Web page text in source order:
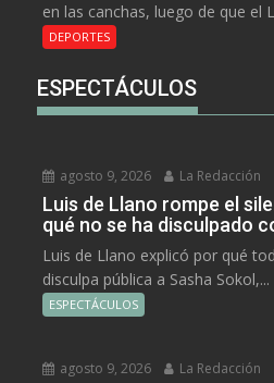
en las canchas, luego de que el
DEPORTES
ESPECTÁCULOS
agosto 9, 2026 La Redacción
Luis de Llano rompe el
qué no se ha disculpado
Luis de Llano explicó por qué
disculpa pública a Sasha Sokol,...
ESPECTÁCULOS
agosto 9, 2026 La Redacción